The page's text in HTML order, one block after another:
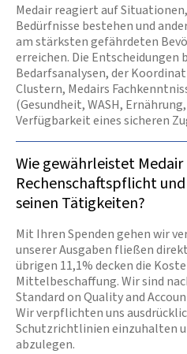
Medair reagiert auf
Bedürfnisse bestehen und
am stärksten gefährdeten
erreichen. Die Entscheidungen
Bedarfsanalysen, der
Clustern, Medairs
(Gesundheit, WASH,
Verfügbarkeit eines sicheren
Wie gewährleistet Medair
Rechenschaftspflicht
seinen Tätigkeiten?
Mit Ihren Spenden gehen wir
unserer Ausgaben fließen
übrigen 11,1% decken die
Mittelbeschaffung. Wir sind
Standard on Quality and
Wir verpflichten uns
Schutzrichtlinien einzuhalten
abzulegen.